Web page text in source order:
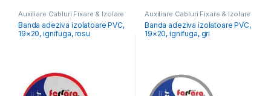
Auxiliare Cabluri Fixare & Izolare
& Etanșare
Banda adeziva izolatoare PVC,
19×20, ignifuga, rosu
Auxiliare Cabluri Fixare & Izolare
& Etanșare
Banda adeziva izolatoare PVC,
19×20, ignifuga, gri